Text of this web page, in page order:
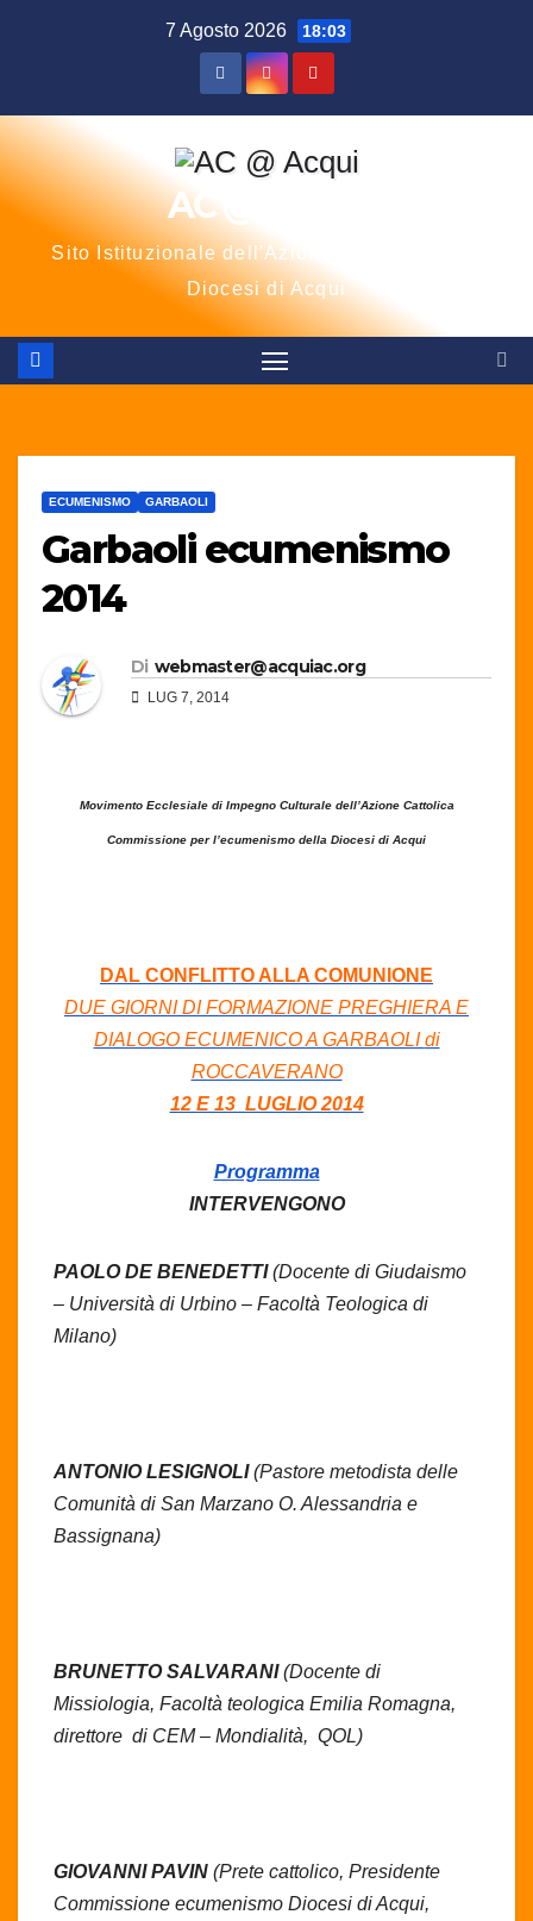
7 Agosto 2026 18:03
AC @ Acqui
Sito Istituzionale dell'Azione Cattolica della
Diocesi di Acqui
ECUMENISMO GARBAOLI
Garbaoli ecumenismo
2014
Di webmaster@acquiac.org
LUG 7, 2014
Movimento Ecclesiale di Impegno Culturale dell’Azione Cattolica
Commissione per l’ecumenismo della Diocesi di Acqui
DAL CONFLITTO ALLA COMUNIONE
DUE GIORNI DI FORMAZIONE PREGHIERA E
DIALOGO ECUMENICO A GARBAOLIdi
ROCCAVERANO
12 E 13 LUGLIO 2014
Programma
INTERVENGONO
PAOLO DE BENEDETTI(Docente di Giudaismo
– Università di Urbino – Facoltà Teologica di
Milano)
ANTONIO LESIGNOLI(Pastore metodista delle
Comunità di San Marzano O. Alessandria e
Bassignana)
BRUNETTO SALVARANI(Docente di
Missiologia, Facoltà teologica Emilia Romagna,
direttore di CEM – Mondialità, QOL)
GIOVANNI PAVIN (Prete cattolico, Presidente
Commissione ecumenismo Diocesi di Acqui,